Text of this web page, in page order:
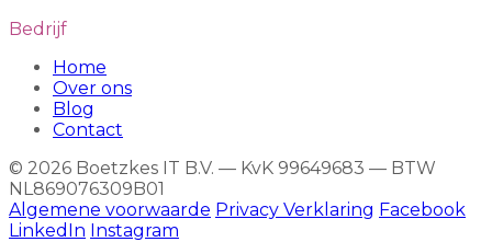
Bedrijf
Home
Over ons
Blog
Contact
© 2026 Boetzkes IT B.V. — KvK 99649683 — BTW
NL869076309B01
Algemene voorwaarde Privacy Verklaring Facebook
LinkedIn Instagram